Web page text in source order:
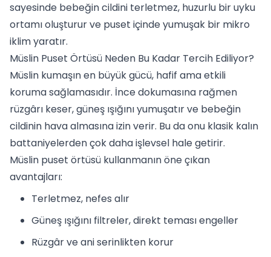
sayesinde bebeğin cildini terletmez, huzurlu bir uyku
ortamı oluşturur ve puset içinde yumuşak bir mikro
iklim yaratır.
Müslin Puset Örtüsü Neden Bu Kadar Tercih Ediliyor?
Müslin kumaşın en büyük gücü, hafif ama etkili
koruma sağlamasıdır. İnce dokumasına rağmen
rüzgârı keser, güneş ışığını yumuşatır ve bebeğin
cildinin hava almasına izin verir. Bu da onu klasik kalın
battaniyelerden çok daha işlevsel hale getirir.
Müslin puset örtüsü kullanmanın öne çıkan
avantajları:
Terletmez, nefes alır
Güneş ışığını filtreler, direkt teması engeller
Rüzgâr ve ani serinlikten korur